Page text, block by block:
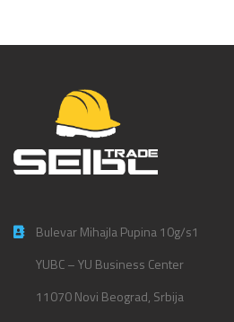
Bulevar Mihajla Pupina 10g/s1
YUBC – YU Business Center
11070 Novi Beograd, Srbija